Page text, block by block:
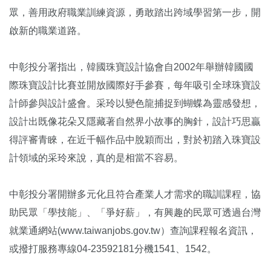
眾，善用政府職業訓練資源，勇敢踏出跨域學習第一步，開
啟新的職業道路。
中彰投分署指出，韓國珠寶設計協會自2002年舉辦韓國國
際珠寶設計比賽並開放國際好手參賽，每年吸引全球珠寶設
計師參與設計盛會。采玲以變色龍捕捉到蝴蝶為靈感發想，
設計出既像花朵又隱藏著自然界小故事的胸針，設計巧思贏
得評審青睞，在近千幅作品中脫穎而出，對於初踏入珠寶設
計領域的采玲來說，真的是相當不容易。
中彰投分署開辦多元化且符合產業人才需求的職訓課程，協
助民眾「學技能」、「爭好薪」，有興趣的民眾可透過台灣
就業通網站(www.taiwanjobs.gov.tw）查詢課程報名資訊，
或撥打服務專線04-23592181分機1541、1542。